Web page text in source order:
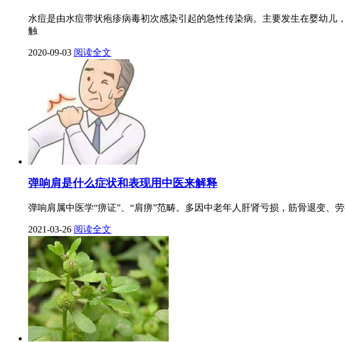
水痘是由水痘带状疱疹病毒初次感染引起的急性传染病。主要发生在婴幼
触
2020-09-03 阅读全文
弹响肩是什么症状和表现用中医来解释
弹响肩属中医学“痹证”、“肩痹”范畴。多因中老年人肝肾亏损，筋骨退变、劳
2021-03-26 阅读全文